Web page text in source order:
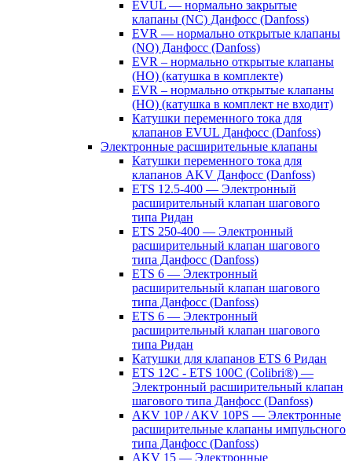
EVUL — нормально закрытые
клапаны (NC) Данфосс (Danfoss)
EVR — нормально открытые клапаны
(NO) Данфосс (Danfoss)
EVR – нормально открытые клапаны
(НО) (катушка в комплекте)
EVR – нормально открытые клапаны
(НО) (катушка в комплект не входит)
Катушки переменного тока для
клапанов EVUL Данфосс (Danfoss)
Электронные расширительные клапаны
Катушки переменного тока для
клапанов AKV Данфосс (Danfoss)
ETS 12.5-400 — Электронный
расширительный клапан шагового
типа Ридан
ETS 250-400 — Электронный
расширительный клапан шагового
типа Данфосс (Danfoss)
ETS 6 — Электронный
расширительный клапан шагового
типа Данфосс (Danfoss)
ETS 6 — Электронный
расширительный клапан шагового
типа Ридан
Катушки для клапанов ETS 6 Ридан
ETS 12C - ETS 100C (Colibri®) —
Электронный расширительный клапан
шагового типа Данфосс (Danfoss)
AKV 10P / AKV 10PS — Электронные
расширительные клапаны импульсного
типа Данфосс (Danfoss)
AKV 15 — Электронные